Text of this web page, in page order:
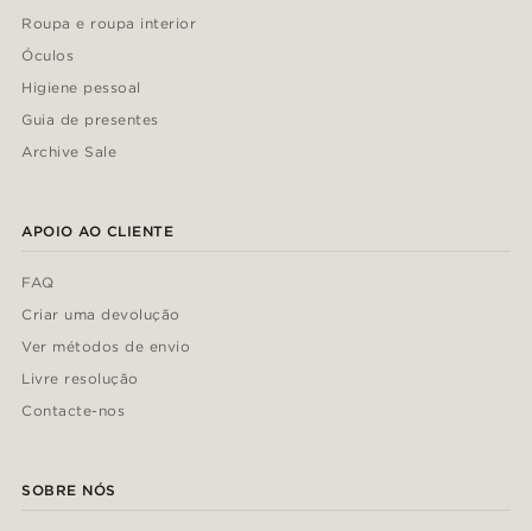
Roupa e roupa interior
Óculos
Higiene pessoal
Guia de presentes
Archive Sale
APOIO AO CLIENTE
FAQ
Criar uma devolução
Ver métodos de envio
Livre resolução
Contacte-nos
SOBRE NÓS